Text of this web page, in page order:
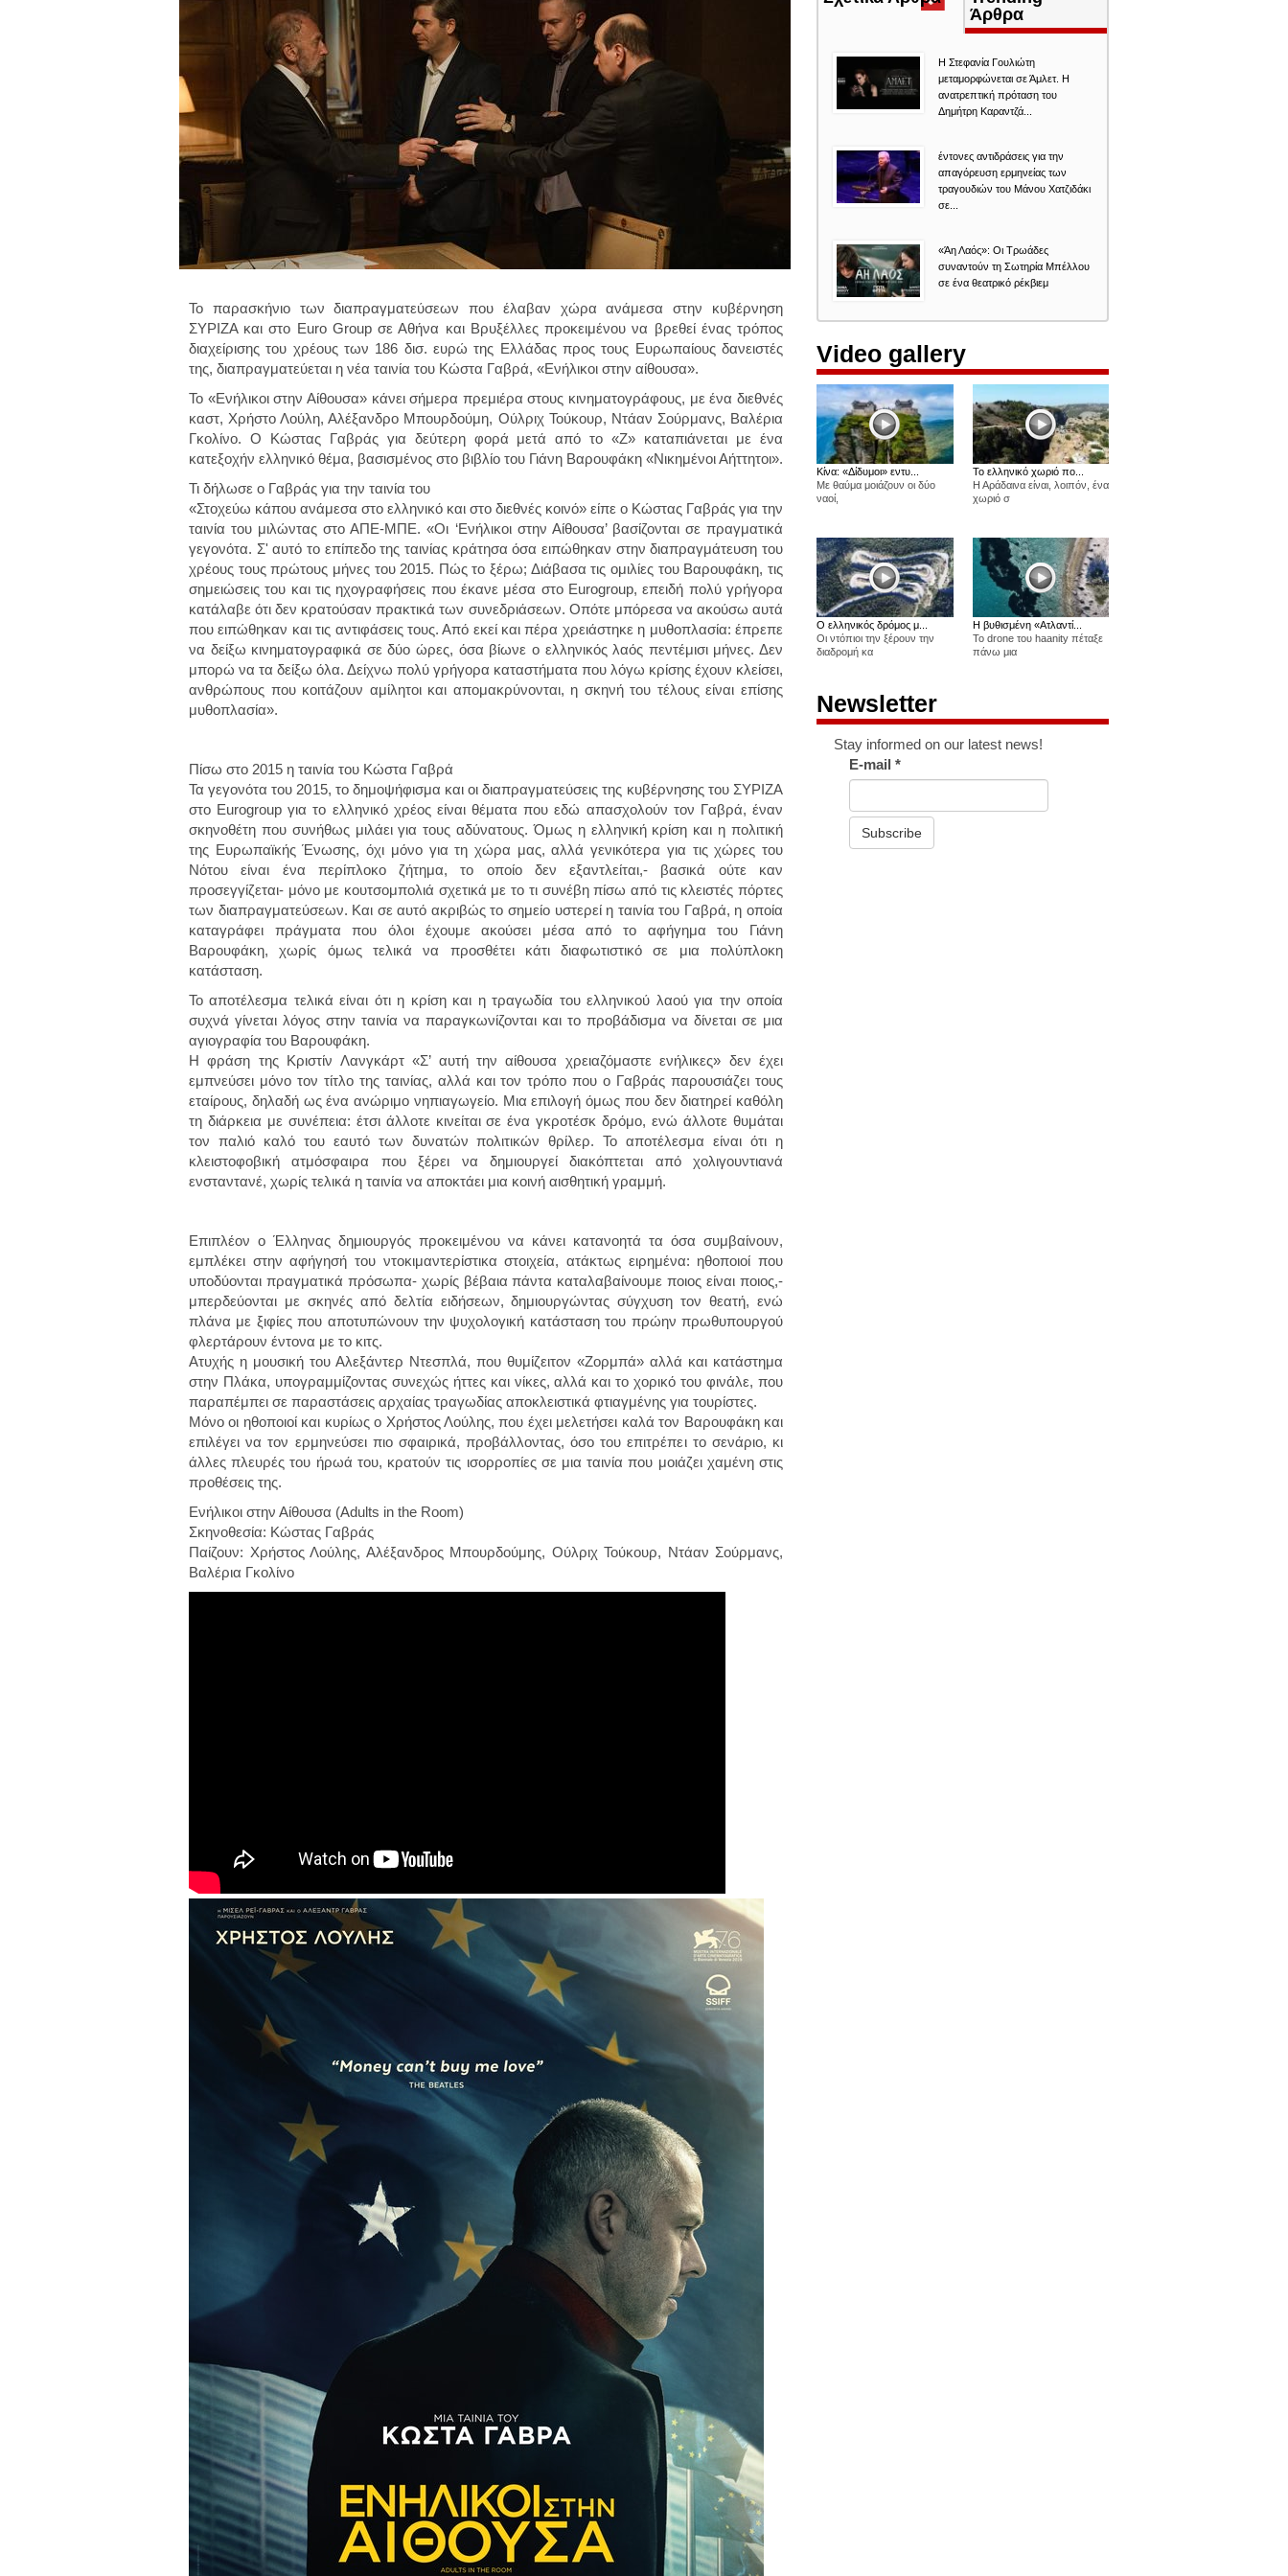
Το παρασκήνιο των διαπραγματεύσεων που έλαβαν χώρα ανάμεσα στην κυβέρνηση
ΣΥΡΙΖΑ και στο Euro Group σε Αθήνα και Βρυξέλλες προκειμένου να βρεθεί ένας τρόπος
διαχείρισης του χρέους των 186 δισ. ευρώ της Ελλάδας προς τους Ευρωπαίους δανειστές
της, διαπραγματεύεται η νέα ταινία του Κώστα Γαβρά, «Ενήλικοι στην αίθουσα».
Το «Ενήλικοι στην Αίθουσα» κάνει σήμερα πρεμιέρα στους κινηματογράφους, με ένα διεθνές
καστ, Χρήστο Λούλη, Αλέξανδρο Μπουρδούμη, Ούλριχ Τούκουρ, Ντάαν Σούρμανς, Βαλέρια
Γκολίνο. Ο Κώστας Γαβράς για δεύτερη φορά μετά από το «Ζ» καταπιάνεται με ένα
κατεξοχήν ελληνικό θέμα, βασισμένος στο βιβλίο του Γιάνη Βαρουφάκη «Νικημένοι Αήττητοι».
Τι δήλωσε ο Γαβράς για την ταινία του
«Στοχεύω κάπου ανάμεσα στο ελληνικό και στο διεθνές κοινό» είπε ο Κώστας Γαβράς για την
ταινία του μιλώντας στο ΑΠΕ-ΜΠΕ. «Οι ‘Ενήλικοι στην Αίθουσα’ βασίζονται σε πραγματικά
γεγονότα. Σ' αυτό το επίπεδο της ταινίας κράτησα όσα ειπώθηκαν στην διαπραγμάτευση του
χρέους τους πρώτους μήνες του 2015. Πώς το ξέρω; Διάβασα τις ομιλίες του Βαρουφάκη, τις
σημειώσεις του και τις ηχογραφήσεις που έκανε μέσα στο Eurogroup, επειδή πολύ γρήγορα
κατάλαβε ότι δεν κρατούσαν πρακτικά των συνεδριάσεων. Οπότε μπόρεσα να ακούσω αυτά
που ειπώθηκαν και τις αντιφάσεις τους. Από εκεί και πέρα χρειάστηκε η μυθοπλασία: έπρεπε
να δείξω κινηματογραφικά σε δύο ώρες, όσα βίωνε ο ελληνικός λαός πεντέμισι μήνες. Δεν
μπορώ να τα δείξω όλα. Δείχνω πολύ γρήγορα καταστήματα που λόγω κρίσης έχουν κλείσει,
ανθρώπους που κοιτάζουν αμίλητοι και απομακρύνονται, η σκηνή του τέλους είναι επίσης
μυθοπλασία».
Πίσω στο 2015 η ταινία του Κώστα Γαβρά
Τα γεγονότα του 2015, το δημοψήφισμα και οι διαπραγματεύσεις της κυβέρνησης του ΣΥΡΙΖΑ
στο Eurogroup για το ελληνικό χρέος είναι θέματα που εδώ απασχολούν τον Γαβρά, έναν
σκηνοθέτη που συνήθως μιλάει για τους αδύνατους. Όμως η ελληνική κρίση και η πολιτική
της Ευρωπαϊκής Ένωσης, όχι μόνο για τη χώρα μας, αλλά γενικότερα για τις χώρες του
Νότου είναι ένα περίπλοκο ζήτημα, το οποίο δεν εξαντλείται,- βασικά ούτε καν
προσεγγίζεται- μόνο με κουτσομπολιά σχετικά με το τι συνέβη πίσω από τις κλειστές πόρτες
των διαπραγματεύσεων. Και σε αυτό ακριβώς το σημείο υστερεί η ταινία του Γαβρά, η οποία
καταγράφει πράγματα που όλοι έχουμε ακούσει μέσα από το αφήγημα του Γιάνη
Βαρουφάκη, χωρίς όμως τελικά να προσθέτει κάτι διαφωτιστικό σε μια πολύπλοκη
κατάσταση.
Το αποτέλεσμα τελικά είναι ότι η κρίση και η τραγωδία του ελληνικού λαού για την οποία
συχνά γίνεται λόγος στην ταινία να παραγκωνίζονται και το προβάδισμα να δίνεται σε μια
αγιογραφία του Βαρουφάκη.
Η φράση της Κριστίν Λανγκάρτ «Σ’ αυτή την αίθουσα χρειαζόμαστε ενήλικες» δεν έχει
εμπνεύσει μόνο τον τίτλο της ταινίας, αλλά και τον τρόπο που ο Γαβράς παρουσιάζει τους
εταίρους, δηλαδή ως ένα ανώριμο νηπιαγωγείο. Μια επιλογή όμως που δεν διατηρεί καθόλη
τη διάρκεια με συνέπεια: έτσι άλλοτε κινείται σε ένα γκροτέσκ δρόμο, ενώ άλλοτε θυμάται
τον παλιό καλό του εαυτό των δυνατών πολιτικών θρίλερ. Το αποτέλεσμα είναι ότι η
κλειστοφοβική ατμόσφαιρα που ξέρει να δημιουργεί διακόπτεται από χολιγουντιανά
ενσταντανέ, χωρίς τελικά η ταινία να αποκτάει μια κοινή αισθητική γραμμή.
Επιπλέον ο Έλληνας δημιουργός προκειμένου να κάνει κατανοητά τα όσα συμβαίνουν,
εμπλέκει στην αφήγησή του ντοκιμαντερίστικα στοιχεία, ατάκτως ειρημένα: ηθοποιοί που
υποδύονται πραγματικά πρόσωπα- χωρίς βέβαια πάντα καταλαβαίνουμε ποιος είναι ποιος,-
μπερδεύονται με σκηνές από δελτία ειδήσεων, δημιουργώντας σύγχυση τον θεατή, ενώ
πλάνα με ξιφίες που αποτυπώνουν την ψυχολογική κατάσταση του πρώην πρωθυπουργού
φλερτάρουν έντονα με το κιτς.
Ατυχής η μουσική του Αλεξάντερ Ντεσπλά, που θυμίζειτον «Ζορμπά» αλλά και κατάστημα
στην Πλάκα, υπογραμμίζοντας συνεχώς ήττες και νίκες, αλλά και το χορικό του φινάλε, που
παραπέμπει σε παραστάσεις αρχαίας τραγωδίας αποκλειστικά φτιαγμένης για τουρίστες.
Μόνο οι ηθοποιοί και κυρίως ο Χρήστος Λούλης, που έχει μελετήσει καλά τον Βαρουφάκη και
επιλέγει να τον ερμηνεύσει πιο σφαιρικά, προβάλλοντας, όσο του επιτρέπει το σενάριο, κι
άλλες πλευρές του ήρωά του, κρατούν τις ισορροπίες σε μια ταινία που μοιάζει χαμένη στις
προθέσεις της.
Ενήλικοι στην Αίθουσα (Adults in the Room)
Σκηνοθεσία: Κώστας Γαβράς
Παίζουν: Χρήστος Λούλης, Αλέξανδρος Μπουρδούμης, Ούλριχ Τούκουρ, Ντάαν Σούρμανς,
Βαλέρια Γκολίνο
καρτέλα)
Άρθρα
Η Στεφανία Γουλιώτη
μεταμορφώνεται σε Άμλετ. Η
ανατρεπτική πρόταση του
Δημήτρη Καραντζά...
έντονες αντιδράσεις για την
απαγόρευση ερμηνείας των
τραγουδιών του Μάνου Χατζιδάκι
σε...
«Άη Λαός»: Οι Τρωάδες
συναντούν τη Σωτηρία Μπέλλου
σε ένα θεατρικό ρέκβιεμ
Video gallery
Κίνα: «Δίδυμοι» εντυ...
Με θαύμα μοιάζουν οι δύο
ναοί,
Το ελληνικό χωριό πο...
Η Αράδαινα είναι, λοιπόν, ένα
χωριό σ
Ο ελληνικός δρόμος μ...
Οι ντόπιοι την ξέρουν την
διαδρομή κα
Η βυθισμένη «Ατλαντί...
Το drone του haanity πέταξε
πάνω μια
Newsletter
Stay informed on our latest news!
E-mail*
Subscribe